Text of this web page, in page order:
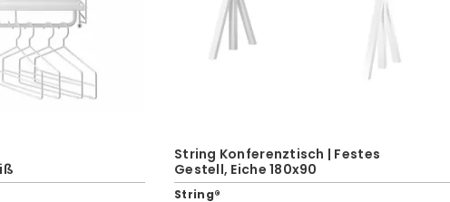
String Konferenztisch | Festes
Gestell, Eiche 180x90
String®